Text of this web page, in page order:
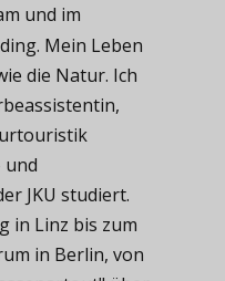
und im
Mein Leben
die Natur. Ich
JKU studiert.
in Linz bis zum
in Berlin, von